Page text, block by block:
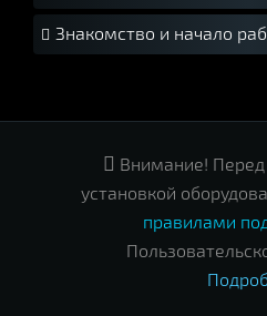
Знакомство и начало
 Внимание!
установкой
правилами